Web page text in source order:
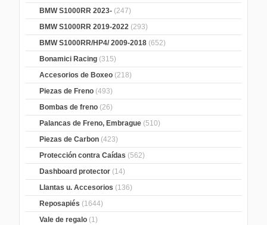
BMW S1000RR 2023- (247)
BMW S1000RR 2019-2022 (293)
BMW S1000RR/HP4/ 2009-2018 (652)
Bonamici Racing (315)
Accesorios de Boxeo (218)
Piezas de Freno (493)
Bombas de freno (26)
Palancas de Freno, Embrague (510)
Piezas de Carbon (423)
Protección contra Caídas (562)
Dashboard protector (14)
Llantas u. Accesorios (136)
Reposapiés (1644)
Vale de regalo (1)